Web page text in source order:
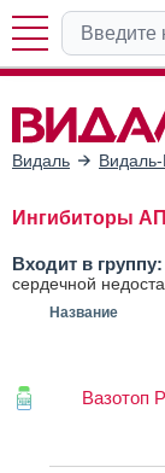
Видаль
Ингибиторы
Входит в группу:
сердечной
Название
Вазотоп Р